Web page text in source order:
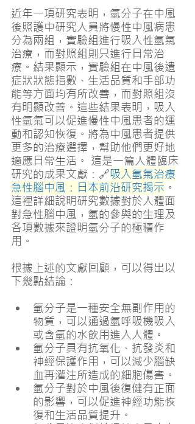
近年一項研究表明，氫分子在中風
後照護中研究人員將慢性中風病患
分為兩組，實驗組進行吸入性氫氣
治療，而對照組則只進行日常治
療。結果顯示，實驗組在中風後遺
症狀狀態指數、生活品質和手部功
能等方面均有所改善，而對照組沒
有明顯改善。這些結果表明，吸入
性氫氣可以促進慢性中風患者的運
動和認知恢復。將為中風患者提供
更多的治療選擇，幫助他們更好地
適應日常生活。 這是一篇人體臨床
研究的成果文獻：🔗吸入氫氣治療
急性腦中風：日本前沿研究揭示 。
這裡詳細說明研究數據對於人體面
對急性腦中風，氫的參與的生理及
各項數據來證明氫分子的極積作
用。
根據上述的文獻回顧，可以得出以
下幾點結論：
氫分子是一種安全無副作用的
物質，可以通過氫呼吸機吸入
或含氫的水飲用進入人體。
氫分子具有抗氧化、抗發炎和
神經保護作用，可以減少腦缺
血再灌注所造成的細胞傷害。
氫分子對於中風後復健有正面
的影響，可以促進神經功能恢
復和生活品質提升。